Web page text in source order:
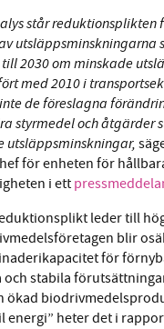
står reduktionsplikten
utsläppsminskningarna
2030 om minskade
med 2010 i
de föreslagna
styrmedel och åtgärder
utsläppsminskningar,
för enheten för
i ett
leder till
blir
för
och stabila
ökad
energi” heter det i